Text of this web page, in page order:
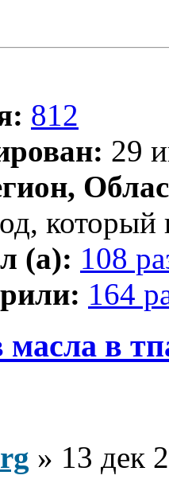
812
29
который
(а): 108
164
масла в
» 13 дек